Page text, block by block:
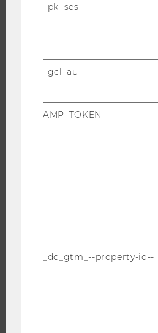
FORSCHUNGSPORTAL
IMPACT DER FORSCHUNG
WIRTSCHAFT UND GESELLSCHAFT
_pk_ses
_gcl_au
AMP_TOKEN
_dc_gtm_--property-id--